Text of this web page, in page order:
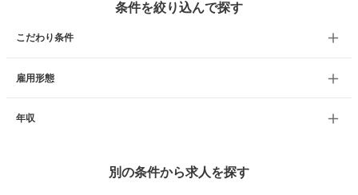
条件を絞り込んで探す
こだわり条件
雇用形態
年収
別の条件から求人を探す